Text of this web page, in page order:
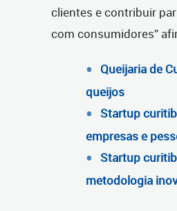
clientes e contribuir
com consumidores”
Queijaria de
queijos
Startup
empresas e
Startup
metodologia